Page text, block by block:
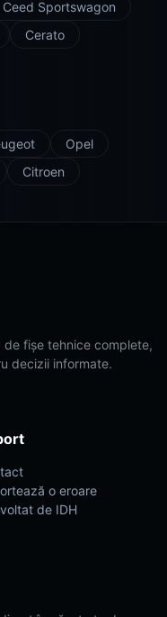
Ceed Sportswagon
Cerato
Opel
Citroen
fișe tehnice complete,
decizii informate.
o eroare
de IDH